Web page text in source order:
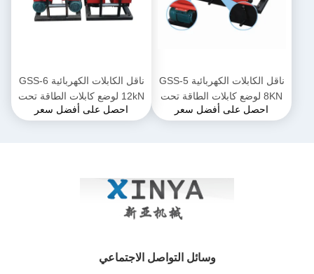
ناقل الكابلات الكهربائية GSS-5
8KN لوضع كابلات الطاقة تحت
الأرض
احصل على أفضل سعر
ناقل الكابلات الكهربائية GSS-6
12kN لوضع كابلات الطاقة تحت
الأرض
احصل على أفضل سعر
وسائل التواصل الاجتماعي